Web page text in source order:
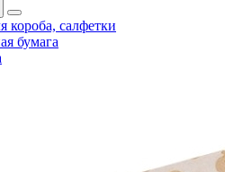
короба, салфетки
бумага